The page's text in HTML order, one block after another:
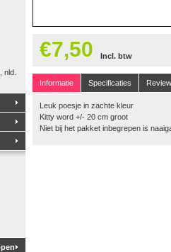
nld. 2,5-3, ca. 125m, 50 gr.(38)
€7,50 Incl. btw
Informatie Specificaties
Leuk poesje in zachte kleur
Kitty word +/- 20 cm groot
Niet bij het pakket inbegrepen is